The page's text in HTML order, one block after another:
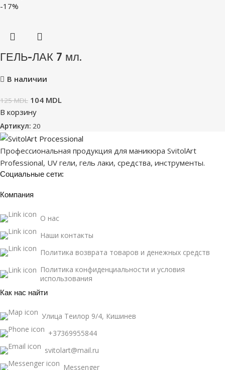
-17%
ГЕЛЬ-ЛАК 7 мл.
В наличии
125MDL 104 MDL
В корзину
Артикул: 20
Профессиональная продукция для маникюра SvitolArt
Professional, UV гели, гель лаки, средства, инструменты.
Социальные сети:
Компания
О нас
Наши контакты
Политика возврата товаров и денежных средств
Политика конфиденциальности и условия
использования
Как нас найти
Улица Теилор 9/4, Кишинев
+37369955844
svitolart@mail.ru
Messenger